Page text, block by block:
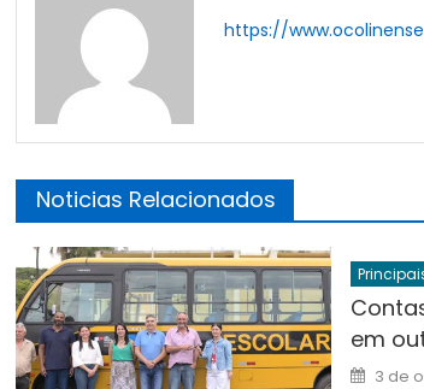
https://
Noticias Relacionados
em
3 de